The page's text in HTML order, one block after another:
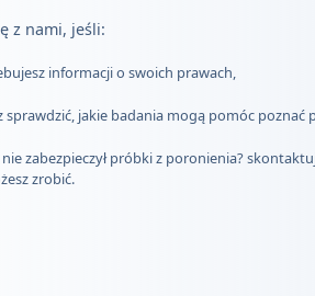
z nami, jeśli:
informacji o swoich prawach,
sprawdzić, jakie badania mogą pomóc poznać
nie zabezpieczył próbki z poronienia?
zrobić.